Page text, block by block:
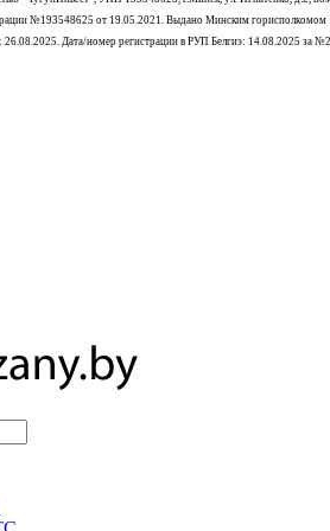
№193548625 от 19.05.2021. Выдано Минским горисполкомом
26.08.2025. Дата/номер регистрации в РУП Белгиэ: 14.08.2025 за